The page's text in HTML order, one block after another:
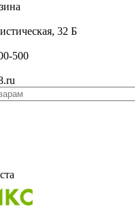
32 Б
500